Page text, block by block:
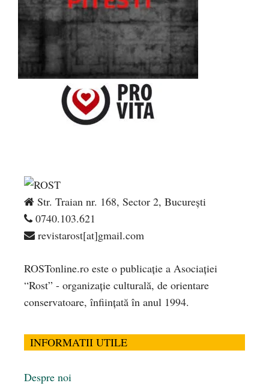
Str. Traian nr. 168, Sector 2, București
0740.103.621
revistarost[at]gmail.com
ROSTonline.ro este o publicaţie a Asociaţiei
“Rost” - organizaţie culturală, de orientare
conservatoare, înfiinţată în anul 1994.
INFORMATII UTILE
Despre noi